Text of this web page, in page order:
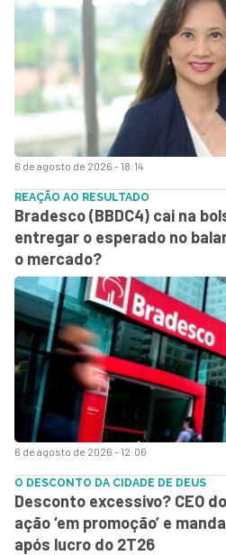
6 de agosto de 2026 - 18:14
6 de agosto de 2026 - 12:06
REAÇÃO AO RESULTADO
Bradesco (BBDC4) cai na
entregar o esperado no
o mercado?
O DESCONTO DA CIDADE DE DEUS
Desconto excessivo? CEO
ação ‘em promoção’ e
após lucro do 2T26